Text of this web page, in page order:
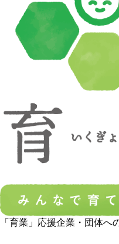
「育業」応援企業・団体へ